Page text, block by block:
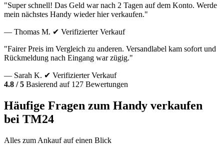
"Super schnell! Das Geld war nach 2 Tagen auf dem Konto. Werde
mein nächstes Handy wieder hier verkaufen."
— Thomas M. ✔ Verifizierter Verkauf
"Fairer Preis im Vergleich zu anderen. Versandlabel kam sofort und
Rückmeldung nach Eingang war zügig."
— Sarah K. ✔ Verifizierter Verkauf
4.8 / 5 Basierend auf 127 Bewertungen
Häufige Fragen zum Handy verkaufen
bei TM24
Alles zum Ankauf auf einen Blick